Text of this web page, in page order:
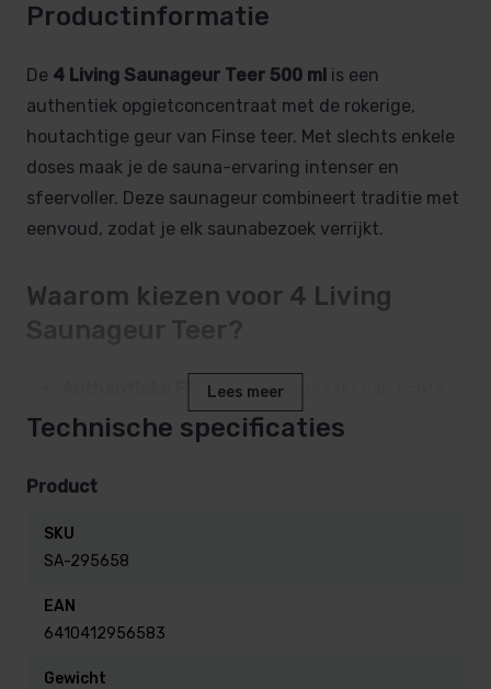
Productinformatie
De 4 Living Saunageur Teer 500 ml is een
authentiek opgietconcentraat met de rokerige,
houtachtige geur van Finse teer. Met slechts enkele
doses maak je de sauna-ervaring intenser en
sfeervoller. Deze saunageur combineert traditie met
eenvoud, zodat je elk saunabezoek verrijkt.
Waarom kiezen voor 4 Living
Saunageur Teer?
Authentieke Finse geur– gemaakt van echte
teer voor een diepe, rokerige aroma.
Géén alcohol of kleurstoffen
opgietwater en verspreid de geur bij verhitting.
Ideaal formaat
Lees meer
Technische specificaties
Product
SKU
SA-295658
EAN
6410412956583
Gewicht